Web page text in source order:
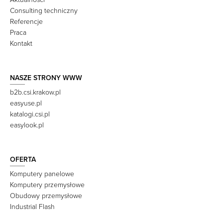
Consulting techniczny
Referencje
Praca
Kontakt
NASZE STRONY WWW
b2b.csi.krakow.pl
easyuse.pl
katalogi.csi.pl
easylook.pl
OFERTA
Komputery panelowe
Komputery przemysłowe
Obudowy przemysłowe
Industrial Flash